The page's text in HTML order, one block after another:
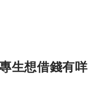
生想借錢有咩